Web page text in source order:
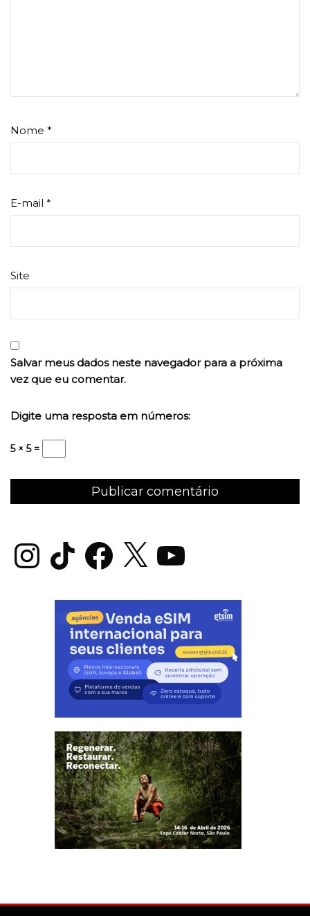
Nome *
E-mail *
Site
Salvar meus dados neste navegador para a próxima
vez que eu comentar.
Digite uma resposta em números:
5 × 5 =
InstagramTikTok Facebook
X YouTube